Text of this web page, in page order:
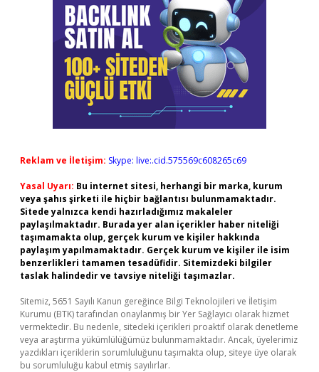
Reklam ve İletişim: Skype: live:.cid.575569c608265c69
Yasal Uyarı: Bu internet sitesi, herhangi bir marka, kurum
veya şahıs şirketi ile hiçbir bağlantısı bulunmamaktadır.
Sitede yalnızca kendi hazırladığımız makaleler
paylaşılmaktadır. Burada yer alan içerikler haber niteliği
taşımamakta olup, gerçek kurum ve kişiler hakkında
paylaşım yapılmamaktadır. Gerçek kurum ve kişiler ile isim
benzerlikleri tamamen tesadüfidir. Sitemizdeki bilgiler
taslak halindedir ve tavsiye niteliği taşımazlar.
Sitemiz, 5651 Sayılı Kanun gereğince Bilgi Teknolojileri ve İletişim
Kurumu (BTK) tarafından onaylanmış bir Yer Sağlayıcı olarak hizmet
vermektedir. Bu nedenle, sitedeki içerikleri proaktif olarak denetleme
veya araştırma yükümlülüğümüz bulunmamaktadır. Ancak, üyelerimiz
yazdıkları içeriklerin sorumluluğunu taşımakta olup, siteye üye olarak
bu sorumluluğu kabul etmiş sayılırlar.